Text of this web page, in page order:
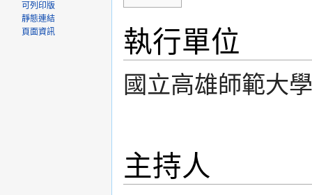
執行單位
國立高雄師範大
主持人
可列印版
靜態連結
頁面資訊